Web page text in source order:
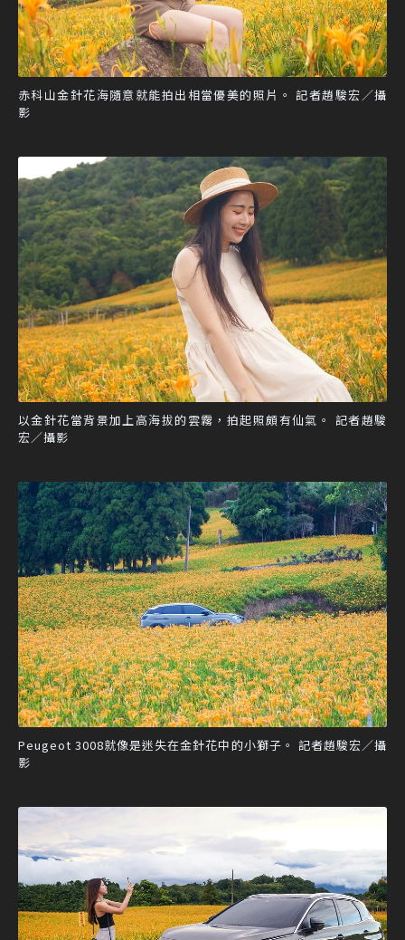
赤科山金針花海隨意就能拍出相當優美的照片。 記者趙駿宏／攝
影
以金針花當背景加上高海拔的雲霧，拍起照頗有仙氣。 記者趙駿
宏／攝影
Peugeot 3008就像是迷失在金針花中的小獅子。 記者趙駿宏／攝
影